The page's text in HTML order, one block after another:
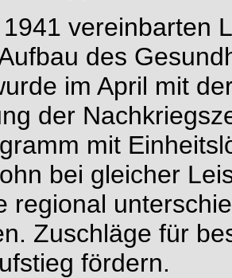
vereinbarten
des
im April mit
der
mit
bei gleicher
regional
Zuschläge für
fördern.